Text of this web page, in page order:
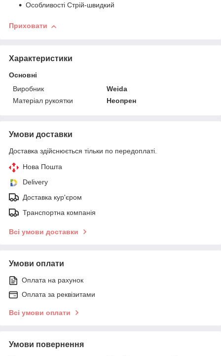
Особливості Стрій-швидкий
Приховати
Характеристики
Основні
Виробник
Weida
Матеріал рукоятки
Неопрен
Умови доставки
Доставка здійснюється тільки по передоплаті.
Нова Пошта
Delivery
Доставка кур'єром
Транспортна компанія
Всі умови доставки
Умови оплати
Оплата на рахунок
Оплата за реквізитами
Всі умови оплати
Умови повернення